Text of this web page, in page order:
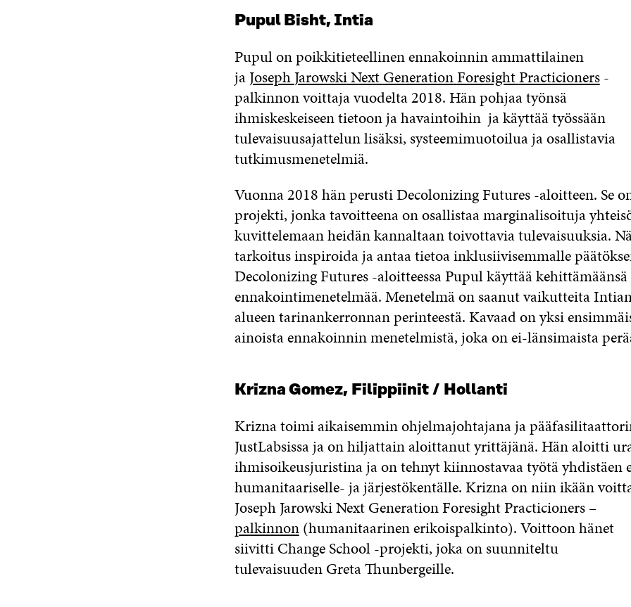
Pupul Bisht, Intia
Pupulon poikkitieteellinen ennakoinnin ammattilainen
ja JosephJarowskiNextGenerationForesightPracticioners-
palkinnonvoittaja vuodelta 2018.Hän pohjaa työnsä
ihmiskeskeiseentietoon ja havaintoihinja käyttää työssään
tulevaisuusajattelun lisäksi, systeemimuotoilua ja osallistavia
tutkimusmenetelmiä.
Vuonna 2018 hän perusti Decolonizing Futures -aloitteen. Se
projekti, jonka tavoitteena on osallistaa marginalisoituja
kuvittelemaan heidän kannaltaan toivottavia tulevaisuuksia.
tarkoitus inspiroida ja antaa tietoa inklusiivisemmalle
Decolonizing Futures -aloitteessa Pupul käyttää
ennakointimenetelmää. Menetelmä on saanut vaikutteita
alueen tarinankerronnan perinteestä. Kavaad on yksi
ainoista ennakoinnin menetelmistä, joka on ei-länsimaista
Krizna Gomez, Filippiinit/ Hollanti
Krizna toimi aikaisemmin ohjelmajohtajana ja
JustLabsissaja on hiljattain aloittanut yrittäjänä.Hän aloitti
ihmisoikeusjuristina jaon tehnyt kiinnostavaa työtä yhdistäen
humanitaariselle- ja järjestökentälle.Krizna on niin ikään
JosephJarowskiNextGenerationForesightPracticioners –
palkinnon (humanitaarinenerikoispalkinto).Voittoon hänet
siivittiChangeSchool -projekti, joka on suunniteltu
tulevaisuudenGretaThunbergeille.